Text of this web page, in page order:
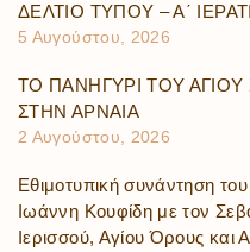
ΔΕΛΤΙΟ ΤΥΠΟΥ – Α΄
5 Αυγούστου, 2026
ΤΟ ΠΑΝΗΓΥΡΙ ΤΟΥ
ΣΤΗΝ ΑΡΝΑΙΑ
2 Αυγούστου, 2026
Εθιμοτυπική συνάντηση
Ιωάννη Κουφίδη με τον
Ιερισσού, Αγίου Όρους και